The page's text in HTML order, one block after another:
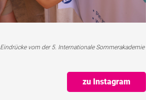
Eindrücke vom der 5. Internationale Sommerakademie
zu Instagram